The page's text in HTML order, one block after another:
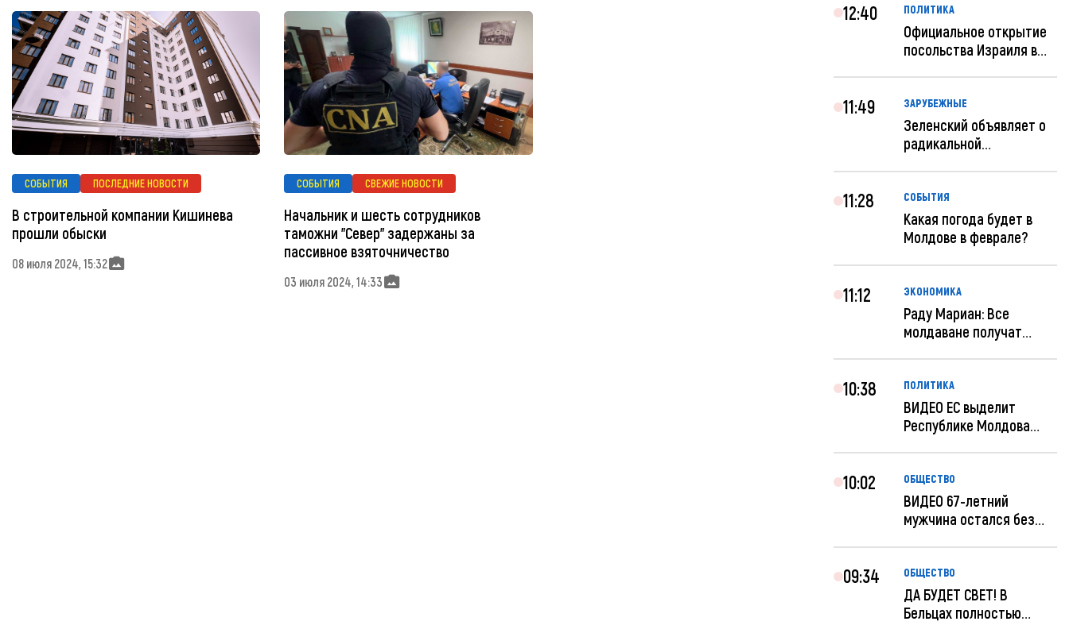
СОБЫТИЯ ПОСЛЕДНИЕ НОВОСТИ
В строительной компании Кишинева
прошли обыски
08 июля 2024, 15:32
СОБЫТИЯ СВЕЖИЕ НОВОСТИ
Начальник и шесть сотрудников
таможни "Север" задержаны за
пассивное взяточничество
03 июля 2024, 14:33
12:40 ПОЛИТИКА
Официальное открытие
посольства Израиля в
11:49 ЗАРУБЕЖНЫЕ
Зеленский объявляет о
радикальной
11:28 СОБЫТИЯ
Какая погода будет в
Молдове в феврале?
11:12 ЭКОНОМИКА
Раду Мариан: Все
молдаване получат
10:38 ПОЛИТИКА
ВИДЕО ЕС выделит
Республике Молдова
10:02 ОБЩЕСТВО
ВИДЕО 67-летний
мужчина остался без
09:34 ОБЩЕСТВО
ДА БУДЕТ СВЕТ! В
Бельцах полностью